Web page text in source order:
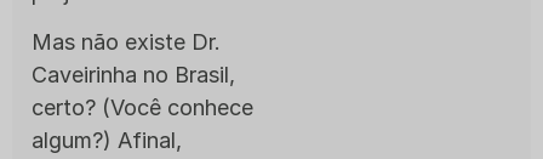
Mas não existe Dr.
Caveirinha no Brasil,
certo? (Você conhece
algum?) Afinal,